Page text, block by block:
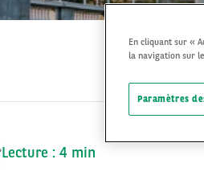
Lecture : 4 min
En cliquant sur «
la navigation sur
Paramètres